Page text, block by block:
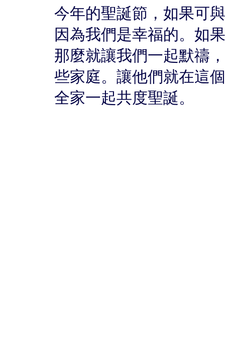
今年的聖誕節，如果可
因為我們是幸福的。如
那麼就讓我們一起默禱
些家庭。讓他們就在這
全家一起共度聖誕。